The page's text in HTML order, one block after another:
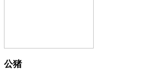
公猪